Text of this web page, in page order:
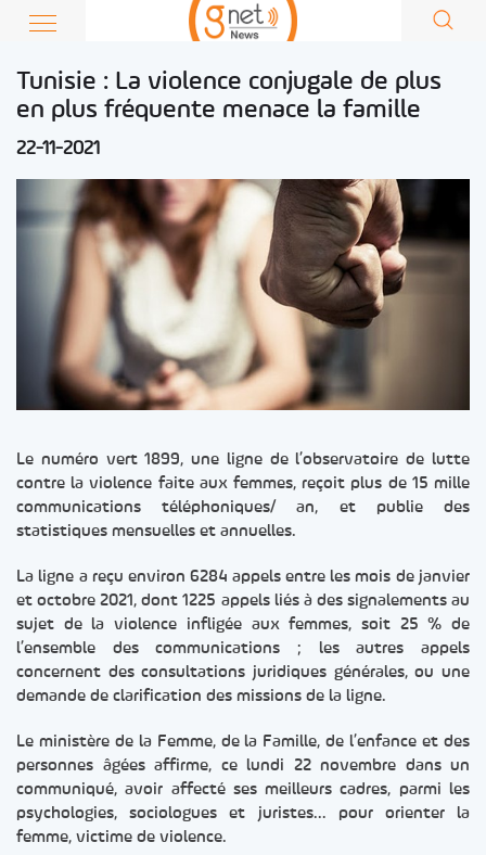
Tunisie : La violence conjugale de plus
en plus fréquente menace la famille
22-11-2021
Le numéro vert 1899, une ligne de l’observatoire de lutte
contre la violence faite aux femmes, reçoit plus de 15 mille
communications téléphoniques/ an, et publie des
statistiques mensuelles et annuelles.
La ligne a reçu environ 6284 appels entre les mois de janvier
et octobre 2021, dont 1225 appels liés à des signalements au
sujet de la violence infligée aux femmes, soit 25 % de
l’ensemble des communications ; les autres appels
concernent des consultations juridiques générales, ou une
demande de clarification des missions de la ligne.
Le ministère de la Femme, de la Famille, de l’enfance et des
personnes âgées affirme, ce lundi 22 novembre dans un
communiqué, avoir affecté ses meilleurs cadres, parmi les
psychologies, sociologues et juristes… pour orienter la
femme, victime de violence.